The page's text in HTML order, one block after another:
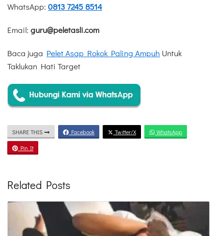
WhatsApp: 0813 7245 8514
Email: guru@peletasli.com
Baca juga Pelet Asap Rokok Paling Ampuh Untuk
Taklukan Hati Target
SHARE THIS Facebook Twitter/X WhatsApp
Pin It
Related Posts